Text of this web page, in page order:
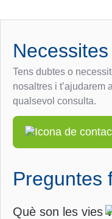
Tens dubtes o
nosaltres i t’ajudarem
qualsevol consulta.
Preguntes
Què son les vies